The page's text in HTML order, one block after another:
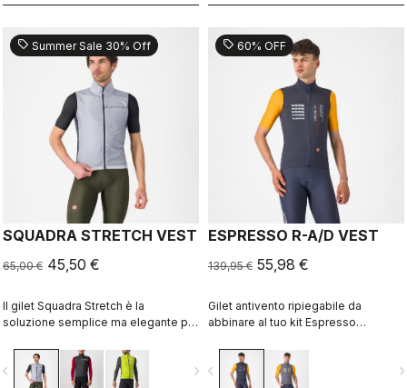
sell Summer Sale 30% Off
SQUADRA STRETCH VEST
65,00 € 45,50 €
Il gilet Squadra Stretch è la
soluzione semplice ma elegante per
condizioni fresche, fornisce al
contempo una vestibilità aderente alnavigate_next
sell 60% OFF
ESPRESSO R-A/D VEST
139,95 € 55,98 €
Gilet antivento ripiegabile da
abbinare al tuo kit Espresso
Pearce in edizione limitata.
navigate_before